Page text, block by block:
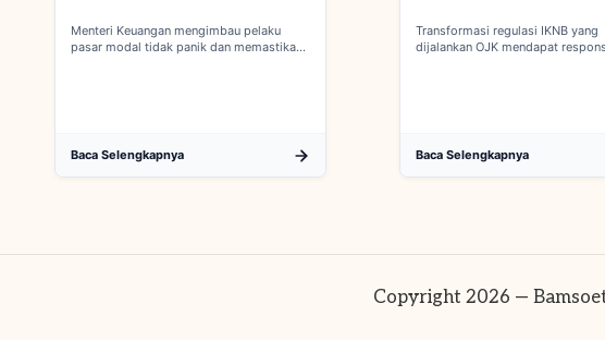
Menteri Keuangan mengimbau pelaku
pasar modal tidak panik dan memastikan
Baca Selengkapnya
Transformasi regulasi IKNB yang
dijalankan OJK mendapat
Baca Selengkapnya
Copyright 2026 —